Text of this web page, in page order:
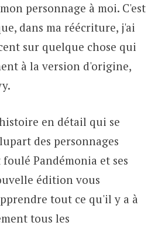
personnage à moi. C'est
dans ma réécriture, j'ai
sur quelque chose qui
à la version d'origine,
en détail qui se
des personnages
Pandémonia et ses
édition vous
tout ce qu'il y a à
tous les